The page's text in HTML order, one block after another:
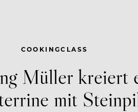
COOKINGCLASS
Müller kreiert
mit